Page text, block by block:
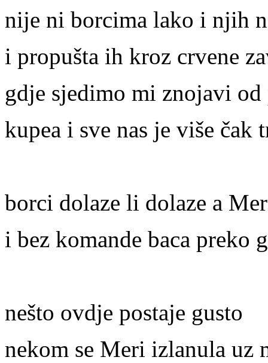
nije ni borcima lako i njih
i propušta ih kroz crvene
gdje sjedimo mi znojavi
kupea i sve nas je više čak
borci dolaze li dolaze a
i bez komande baca preko
nešto ovdje postaje gusto
nekom se Meri izlanula uz